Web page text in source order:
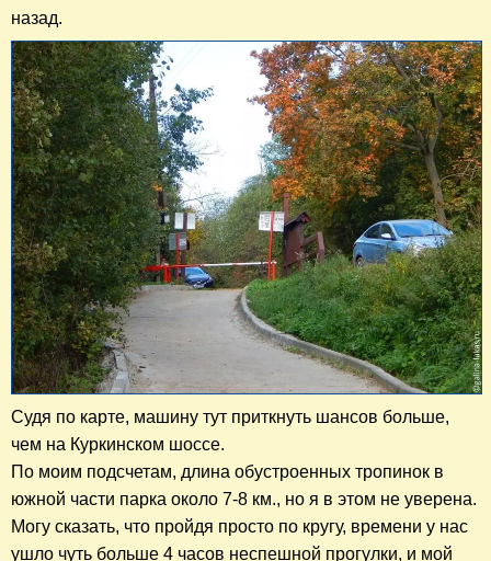
назад.
Судя по карте, машину тут приткнуть шансов больше,
чем на Куркинском шоссе.
По моим подсчетам, длина обустроенных тропинок в
южной части парка около 7-8 км., но я в этом не уверена.
Могу сказать, что пройдя просто по кругу, времени у нас
ушло чуть больше 4 часов неспешной прогулки, и мой